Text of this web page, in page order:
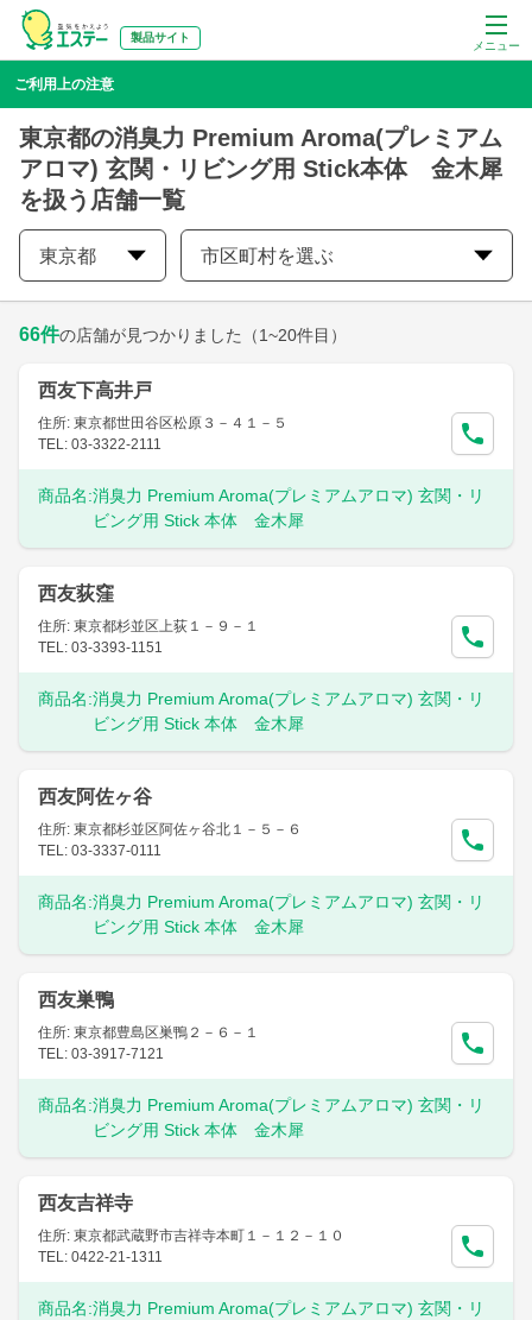
メニュー
製品サイト
ご利用上の注意
東京都の消臭力 Premium Aroma(プレミアム
アロマ) 玄関・リビング用 Stick本体 金木犀
を扱う店舗一覧
東京都 市区町村を選ぶ
66件の店舗が見つかりました （1~20件目）
西友下高井戸
住所: 東京都世田谷区松原３－４１－５
TEL: 03-3322-2111
商品名:消臭力 Premium Aroma(プレミアムアロマ) 玄関・リ
ビング用 Stick 本体 金木犀
西友荻窪
住所: 東京都杉並区上荻１－９－１
TEL: 03-3393-1151
商品名:消臭力 Premium Aroma(プレミアムアロマ) 玄関・リ
ビング用 Stick 本体 金木犀
西友阿佐ヶ谷
住所: 東京都杉並区阿佐ヶ谷北１－５－６
TEL: 03-3337-0111
商品名:消臭力 Premium Aroma(プレミアムアロマ) 玄関・リ
ビング用 Stick 本体 金木犀
西友巣鴨
住所: 東京都豊島区巣鴨２－６－１
TEL: 03-3917-7121
商品名:消臭力 Premium Aroma(プレミアムアロマ) 玄関・リ
ビング用 Stick 本体 金木犀
西友吉祥寺
住所: 東京都武蔵野市吉祥寺本町１－１２－１０
TEL: 0422-21-1311
商品名:消臭力 Premium Aroma(プレミアムアロマ) 玄関・リ